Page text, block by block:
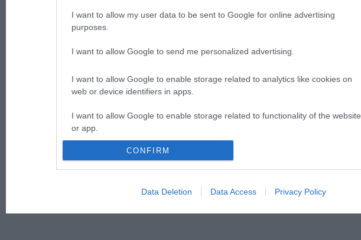
I want to allow my user data to be sent to Google for online advertising
purposes.
I want to allow Google to send me personalized advertising.
I want to allow Google to enable storage related to analytics like cookies on
web or device identifiers in apps.
I want to allow Google to enable storage related to functionality of the website
or app.
I want to allow Google to enable storage related to personalization.
authentication functionality and fraud prevention, and other user protection.
CONFIRM
Data Deletion Data Access Privacy Policy